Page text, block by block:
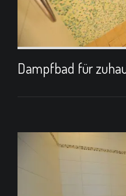
Dampfbad für